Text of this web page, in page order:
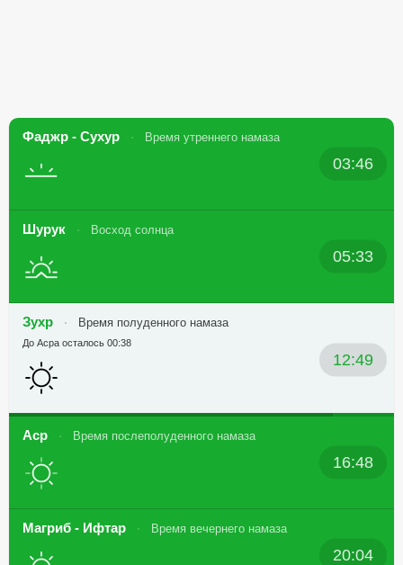
Фаджр - Сухур Время утреннего намаза
03:46
Шурук Восход солнца
05:33
Зухр Время полуденного намаза
12:49
До Асра осталось 00:38
Аср Время послеполуденного намаза
16:48
Магриб - Ифтар Время вечернего намаза
20:04